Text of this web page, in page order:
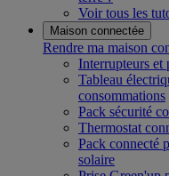
Voir tous les
Maison connectée
Rendre ma maison
Interrupteurs et
Tableau
consommations
Pack sécurité
Thermostat
Pack connecté
solaire